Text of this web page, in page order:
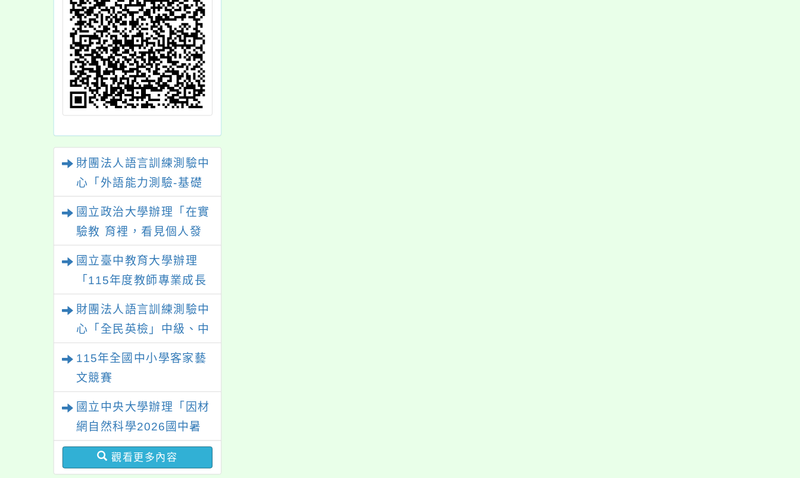
財團法人語言訓練測驗中
心「外語能力測驗-基礎
國立政治大學辦理「在實
驗教 育裡，看見個人發
國立臺中教育大學辦理
「115年度教師專業成長
財團法人語言訓練測驗中
心「全民英檢」中級、中
高級測驗
115年全國中小學客家藝
文競賽
國立中央大學辦理「因材
網自然科學2026國中暑
期課程」
觀看更多內容